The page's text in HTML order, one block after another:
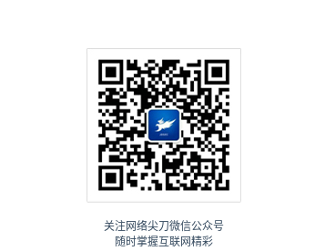
关注网络尖刀微信公众号
随时掌握互联网精彩